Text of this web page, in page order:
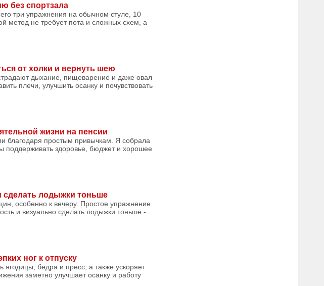
без спортзала
три упражнения на обычном стуле, 10
метод не требует пота и сложных схем, а
от холки и вернуть шею
дыхание, пищеварение и даже овал
плечи, улучшить осанку и почувствовать
жизни на пенсии
благодаря простым привычкам. Я собрала
поддерживать здоровье, бюджет и хорошее
сделать лодыжки тоньше
особенно к вечеру. Простое упражнение
и визуально сделать лодыжки тоньше -
ног к отпуску
бедра и пресс, а также ускоряет
заметно улучшает осанку и работу